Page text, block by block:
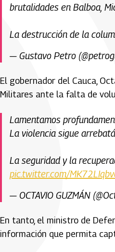
brutalidades en Balboa,
La destrucción de la
— Gustavo Petro
El gobernador del Cauca,
Militares ante la falta de
Lamentamos
La violencia sigue
La seguridad y la
pic.twitter.com/
— OCTAVIO GUZMÁN
En tanto, el ministro de
información que permita